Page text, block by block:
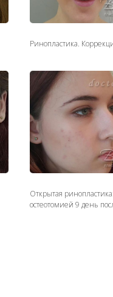
Ринопластика.
Открытая
остеотомией 9 день